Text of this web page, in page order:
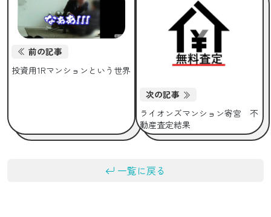
前の記事
投資用1Rマンションという世界
次の記事
ライオンズマンション寄宮 不
動産査定結果
一覧に戻る